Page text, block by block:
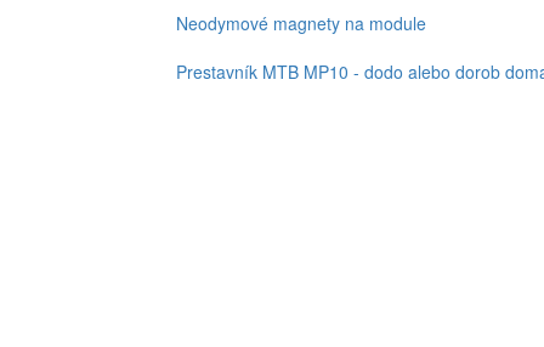
Neodymové magnety na module
Prestavník MTB MP10 - dodo alebo dorob